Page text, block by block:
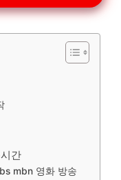
간
mbn 영화 방송